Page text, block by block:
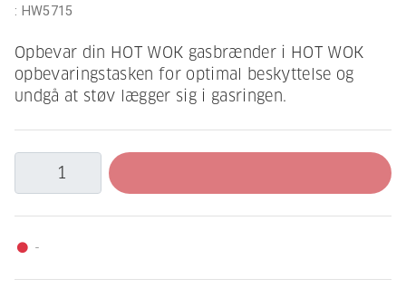
: HW5715
Opbevar din HOT WOK gasbrænder i HOT WOK
opbevaringstasken for optimal beskyttelse og
undgå at støv lægger sig i gasringen.
fiber_manual_record -